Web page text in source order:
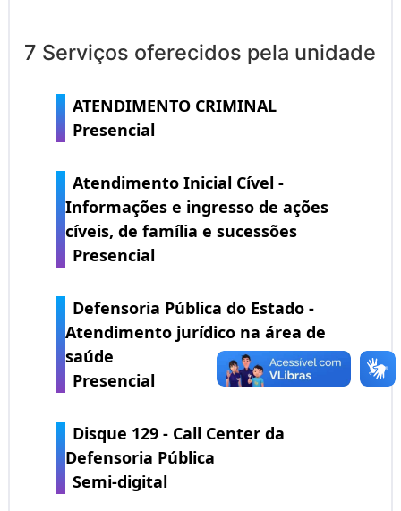
7 Serviços oferecidos pela unidade
ATENDIMENTO CRIMINAL
Presencial
Atendimento Inicial Cível -
Informações e ingresso de ações
cíveis, de família e sucessões
Presencial
Defensoria Pública do Estado -
Atendimento jurídico na área de
saúde
Presencial
Disque 129 - Call Center da
Defensoria Pública
Semi-digital